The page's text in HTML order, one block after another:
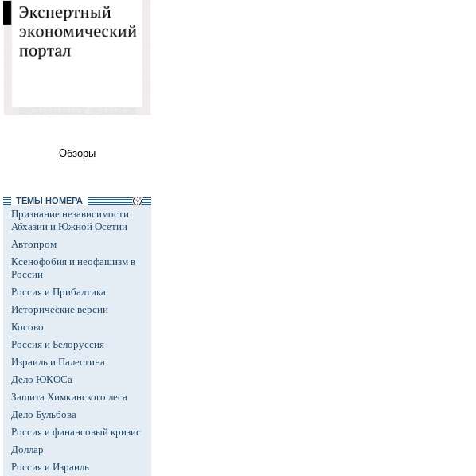
Обзоры
ТЕМЫ НОМЕРА
Признание независимости
Абхазии и Южной Осетии
Автопром
Ксенофобия и неофашизм в
России
Россия и Прибалтика
Исторические версии
Косово
Россия и Белоруссия
Израиль и Палестина
Дело ЮКОСа
Защита Химкинского леса
Дело Бульбова
Россия и финансовый кризис
Доллар
Россия и Израиль